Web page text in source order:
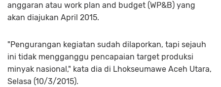
anggaran atau work plan and budget (WP&B) yang
akan diajukan April 2015.
"Pengurangan kegiatan sudah dilaporkan, tapi sejauh
ini tidak mengganggu pencapaian target produksi
minyak nasional," kata dia di Lhokseumawe Aceh Utara,
Selasa (10/3/2015).